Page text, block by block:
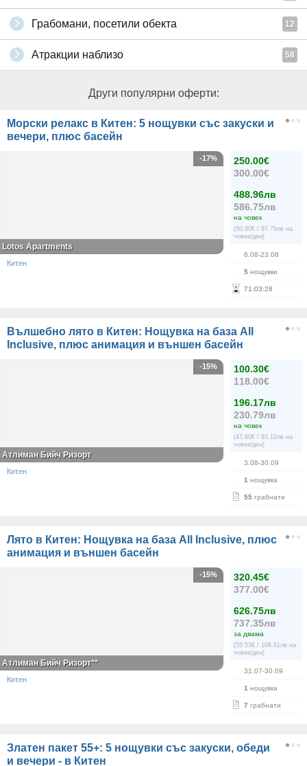
Грабомани, посетили обекта 12
Атракции наблизо 58
Други популярни оферти:
Морски релакс в Китен: 5 нощувки със закуски и
вечери, плюс басейн
250.00€
300.00€
488.96лв
586.75лв
на човек
(50.00€ / 97.79лв на
човек/ден)
6.08-23.08
5 нощувки
71 :03:28
-17%
Lotos Apartments
Китен
Вълшебно лято в Китен: Нощувка на база All
Inclusive, плюс анимация и външен басейн
100.30€
118.00€
196.17лв
230.79лв
на човек
(47.60€ / 93.10лв на
човек/ден)
3.08-30.09
1 нощувка
55 грабнати
-15%
Атлиман Бийч Ризорт
Китен
Лято в Китен: Нощувка на база All Inclusive, плюс
анимация и външен басейн
320.45€
377.00€
626.75лв
737.35лв
за двама
(55.53€ / 108.61лв на
човек/ден)
31.07-30.09
1 нощувка
7 грабнати
-15%
Атлиман Бийч Ризорт**
Китен
Златен пакет 55+: 5 нощувки със закуски, обеди
и вечери - в Китен